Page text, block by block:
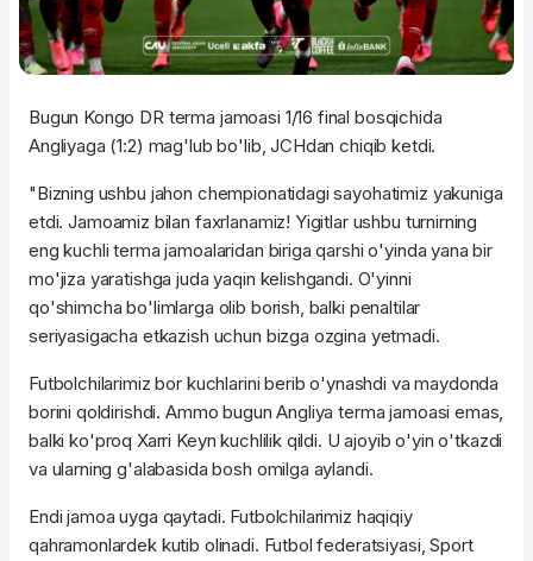
Bugun Kongo DR terma jamoasi 1/16 final bosqichida
Angliyaga (1:2) mag'lub bo'lib, JCHdan chiqib ketdi.
"Bizning ushbu jahon chempionatidagi sayohatimiz yakuniga
etdi. Jamoamiz bilan faxrlanamiz! Yigitlar ushbu turnirning
eng kuchli terma jamoalaridan biriga qarshi o'yinda yana bir
mo'jiza yaratishga juda yaqin kelishgandi. O'yinni
qo'shimcha bo'limlarga olib borish, balki penaltilar
seriyasigacha etkazish uchun bizga ozgina yetmadi.
Futbolchilarimiz bor kuchlarini berib o'ynashdi va maydonda
borini qoldirishdi. Ammo bugun Angliya terma jamoasi emas,
balki ko'proq Xarri Keyn kuchlilik qildi. U ajoyib o'yin o'tkazdi
va ularning g'alabasida bosh omilga aylandi.
Endi jamoa uyga qaytadi. Futbolchilarimiz haqiqiy
qahramonlardek kutib olinadi. Futbol federatsiyasi, Sport